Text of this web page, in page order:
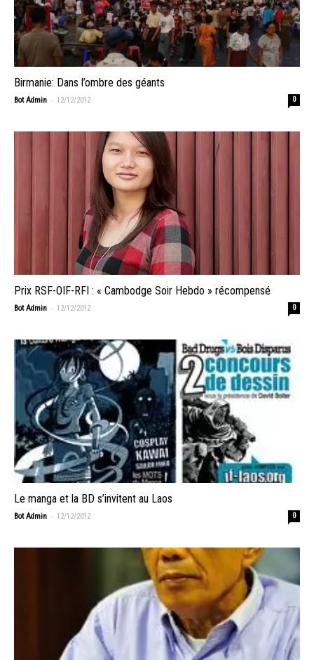
Birmanie: Dans l’ombre des géants
Bot Admin - 12/12/2012 0
Prix RSF-OIF-RFI : « Cambodge Soir Hebdo » récompensé
Bot Admin - 12/12/2012 0
Le manga et la BD s’invitent au Laos
Bot Admin - 12/12/2012 0